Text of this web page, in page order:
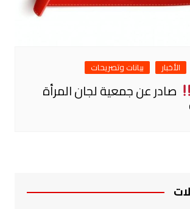
الأخبار بيانات وتصريحات
صادر عن جمعية لجان المرأة